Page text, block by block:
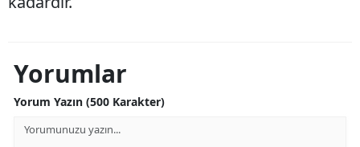
Yorumlar
Yorum Yazın (500 Karakter)